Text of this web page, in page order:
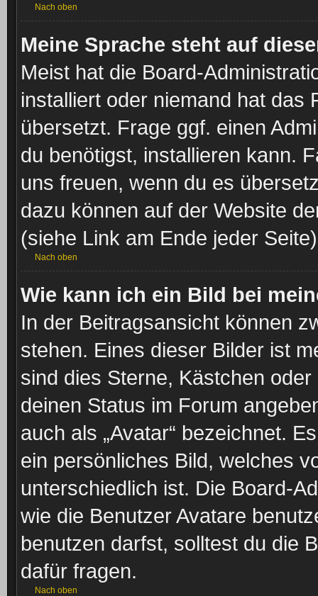
Nach oben
Meine Sprache steht auf
Meist hat die Board-
installiert oder niemand hat das
übersetzt. Frage ggf. einen
du benötigst, installieren kann.
uns freuen, wenn du es
dazu können auf der Website
(siehe Link am Ende jeder
Nach oben
Wie kann ich ein Bild bei
In der Beitragsansicht können
stehen. Eines dieser Bilder ist
sind dies Sterne, Kästchen
deinen Status im Forum
auch als „Avatar“ bezeichnet.
ein persönliches Bild, welches
unterschiedlich ist. Die Board-
wie die Benutzer Avatare
benutzen darfst, solltest du die
dafür fragen.
Nach oben